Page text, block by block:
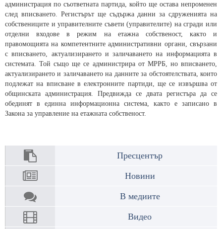
администрация по съответната партида, който ще остава непроменен
след вписването. Регистърът ще съдържа данни за сдруженията на
собствениците и управителните съвети (управителите) на сгради или
отделни входове в режим на етажна собственост, както и
правомощията на компетентните административни органи, свързани
с вписването, актуализирането и заличаването на информацията в
системата. Той също ще се администрира от МРРБ, но вписването,
актуализирането и заличаването на данните за обстоятелствата, които
подлежат на вписване в електронните партиди, ще се извършва от
общинската администрация. Предвижда се двата регистъра да се
обединят в единна информационна система, както е записано в
Закона за управление на етажната собственост.
Пресцентър
Новини
В медиите
Видео